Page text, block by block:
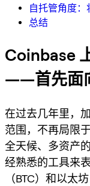
自托管角度
总结
Coinbase
——首先面
在过去几年里，
范围，不再局限
全天候、多资产
经熟悉的工具来
（BTC）和以太